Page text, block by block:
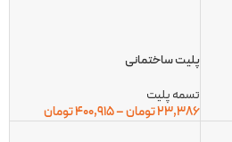
پلیت ساختمانی
تسمه پلیت
23,386تومان–
400,915تومان